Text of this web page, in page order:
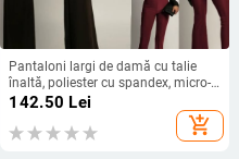
Pantaloni largi de damă cu talie
înaltă, poliester cu spandex, micro-
elasticitate, stil street fashionista
142.50 Lei
add_shopping_cart